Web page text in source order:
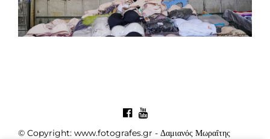
© Copyright: www.fotografes.gr - Δαμιανός Μωραΐτης